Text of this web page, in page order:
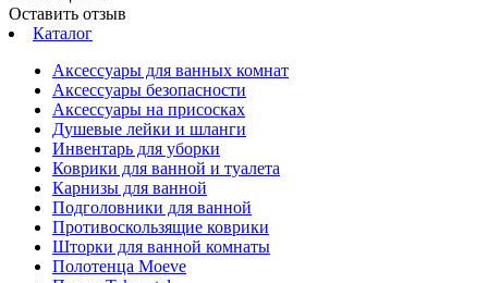
Оставить отзыв
Каталог
Аксессуары для ванных комнат
Аксессуары безопасности
Аксессуары на присосках
Душевые лейки и шланги
Инвентарь для уборки
Коврики для ванной и туалета
Карнизы для ванной
Подголовники для ванной
Противоскользящие коврики
Шторки для ванной комнаты
Полотенца Moeve